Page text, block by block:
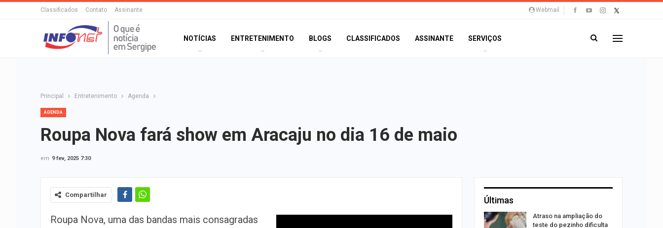
Webmail
Classificados Contato Assinante
NOTÍCIAS ENTRETENIMENTO BLOGS CLASSIFICADOS ASSINANTE SERVIÇOS
Principal Entretenimento Agenda
AGENDA
Roupa Nova fará show em Aracaju no dia 16 de maio
em 9 fev, 2025 7:30
Compartilhar
Roupa Nova, uma das bandas mais consagradas
Últimas
MPSE alerta para
Atraso na ampliação do
teste do pezinho dificulta